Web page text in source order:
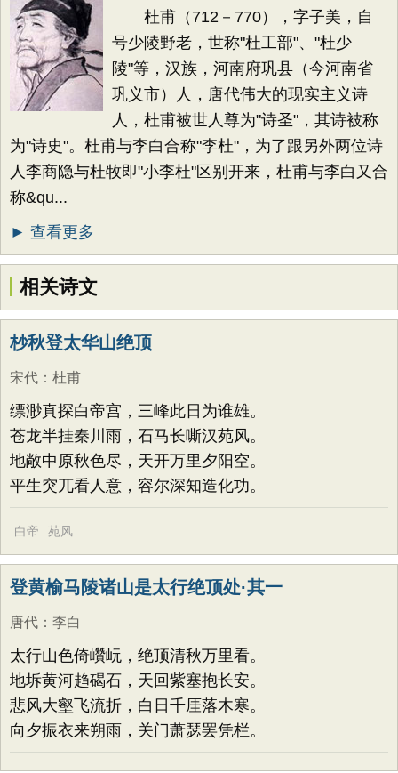
杜甫（712－770），字子美，自
号少陵野老，世称"杜工部"、"杜少
陵"等，汉族，河南府巩县（今河南省
巩义市）人，唐代伟大的现实主义诗
人，杜甫被世人尊为"诗圣"，其诗被称
为"诗史"。杜甫与李白合称"李杜"，为了跟另外两位诗
人李商隐与杜牧即"小李杜"区别开来，杜甫与李白又合
称&qu...
► 查看更多
相关诗文
杪秋登太华山绝顶
宋代 ： 杜甫
缥渺真探白帝宫，三峰此日为谁雄。
苍龙半挂秦川雨，石马长嘶汉苑风。
地敞中原秋色尽，天开万里夕阳空。
平生突兀看人意，容尔深知造化功。
白帝 苑风
登黄榆马陵诸山是太行绝顶处·其一
唐代 ： 李白
太行山色倚巑岏，绝顶清秋万里看。
地坼黄河趋碣石，天回紫塞抱长安。
悲风大壑飞流折，白日千厓落木寒。
向夕振衣来朔雨，关门萧瑟罢凭栏。